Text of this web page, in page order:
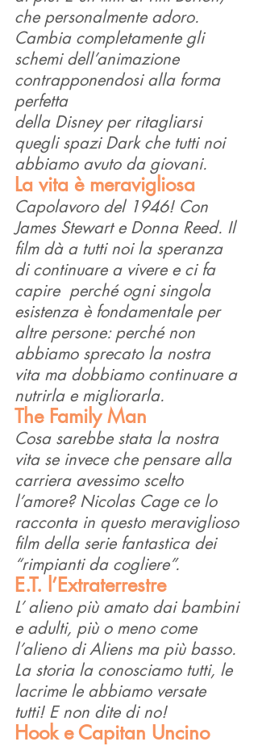
che personalmente adoro.
Cambia completamente gli
schemi dell’animazione
contrapponendosi alla forma
perfetta
della Disney per ritagliarsi
quegli spazi Dark che tutti noi
abbiamo avuto da giovani.
La vita è meravigliosa
Capolavoro del 1946! Con
James Stewart e Donna Reed. Il
film dà a tutti noi la speranza
di continuare a vivere e ci fa
capire  perché ogni singola
esistenza è fondamentale per
altre persone: perché non
abbiamo sprecato la nostra
vita ma dobbiamo continuare a
nutrirla e migliorarla.
The Family Man
Cosa sarebbe stata la nostra
vita se invece che pensare alla
carriera avessimo scelto
l’amore? Nicolas Cage ce lo
racconta in questo meraviglioso
film della serie fantastica dei
“rimpianti da cogliere”.
E.T. l’Extraterrestre
L’ alieno più amato dai bambini
e adulti, più o meno come
l’alieno di Aliens ma più basso.
La storia la conosciamo tutti, le
lacrime le abbiamo versate
tutti! E non dite di no!
Hook e Capitan Uncino